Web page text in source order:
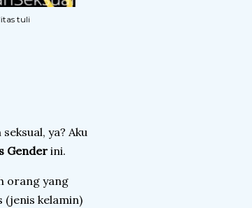
tuli
ya? Aku
Gender ini.
orang yang
(jenis kelamin)